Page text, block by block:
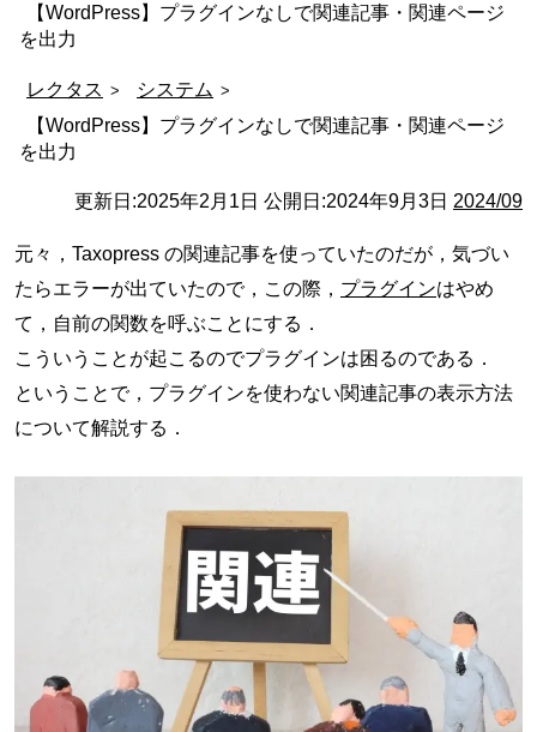
【WordPress】プラグインなしで関連記事・関連ページ
を出力
レクタス
システム
【WordPress】プラグインなしで関連記事・関連ページ
を出力
更新日:2025年2月1日 公開日:2024年9月3日 2024/09
元々，Taxopress の関連記事を使っていたのだが，気づい
たらエラーが出ていたので，この際， プラグインはやめ
て，自前の関数を呼ぶことにする．
こういうことが起こるのでプラグインは困るのである．
ということで，プラグインを使わない関連記事の表示方法
について解説する．